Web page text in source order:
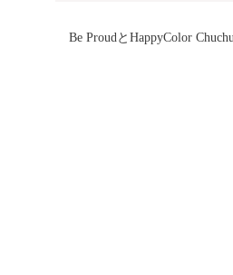
Be ProudとHappyColor